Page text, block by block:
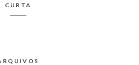
CURTA